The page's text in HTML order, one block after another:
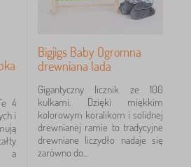
4
i
a
Bigjigs Baby Ogromna
drewniana lada
Gigantyczny licznik ze 100
kulkami. Dzięki miękkim
kolorowym koralikom i solidnej
drewnianej ramie to tradycyjne
drewniane liczydło nadaje się
zarówno do...